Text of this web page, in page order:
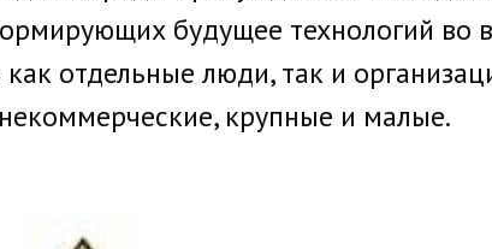
будущее технологий во
отдельные люди, так и
крупные и малые.